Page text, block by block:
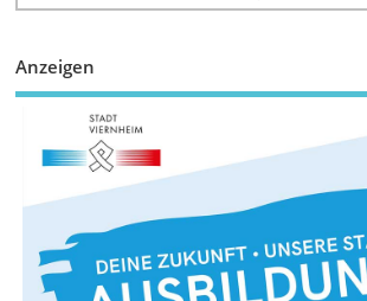
Anzeigen